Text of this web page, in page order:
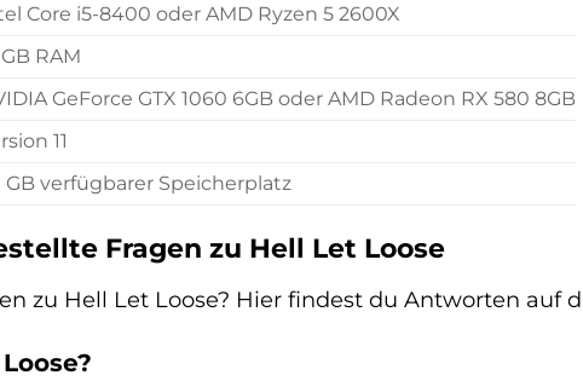
Core i5-8400 oder AMD Ryzen 5 2600X
RAM
GeForce GTX 1060 6GB oder AMD Radeon RX 580 8GB
11
GB verfügbarer Speicherplatz
Fragen zu Hell Let Loose
zu Hell Let Loose? Hier findest du Antworten auf